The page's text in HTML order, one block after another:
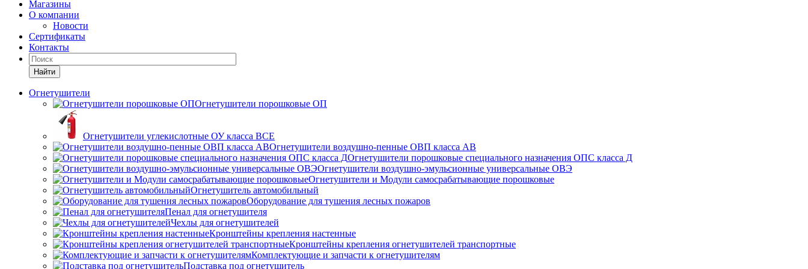
Магазины
О компании
Новости
Сертификаты
Контакты
Найти
Огнетушители
Огнетушители порошковые ОП
Огнетушители углекислотные ОУ класса ВСЕ
Огнетушители воздушно-пенные ОВП класса АВ
Огнетушители порошковые специального назначения ОПС класса Д
Огнетушители воздушно-эмульсионные универсальные ОВЭ
Огнетушители и Модули самосрабатывающие порошковые
Огнетушитель автомобильный
Оборудование для тушения лесных пожаров
Пенал для огнетушителя
Чехлы для огнетушителей
Кронштейны крепления настенные
Кронштейны крепления огнетушителей транспортные
Комплектующие и запчасти к огнетушителям
Подставка под огнетушитель